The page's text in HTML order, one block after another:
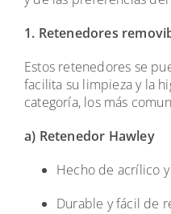
1. Retenedores
Estos retenedores se
facilita su limpieza y la
categoría, los más
a) Retenedor Hawley
Hecho de acrílico
Durable y fácil de